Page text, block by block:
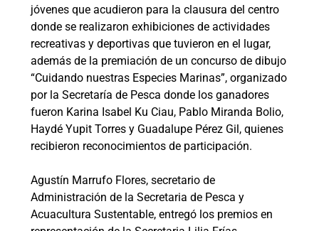
jóvenes que acudieron para la clausura del centro
donde se realizaron exhibiciones de actividades
recreativas y deportivas que tuvieron en el lugar,
además de la premiación de un concurso de dibujo
“Cuidando nuestras Especies Marinas”, organizado
por la Secretaría de Pesca donde los ganadores
fueron Karina Isabel Ku Ciau, Pablo Miranda Bolio,
Haydé Yupit Torres y Guadalupe Pérez Gil, quienes
recibieron reconocimientos de participación.
Agustín Marrufo Flores, secretario de
Administración de la Secretaria de Pesca y
Acuacultura Sustentable, entregó los premios en